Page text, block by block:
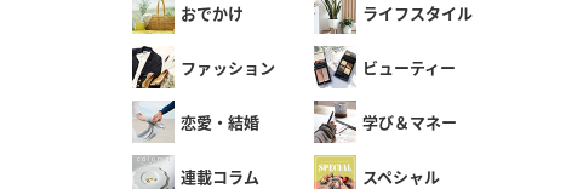
おでかけ ライフスタイル
ファッション ビューティー
恋愛・結婚 学び＆マネー
連載コラム スペシャル